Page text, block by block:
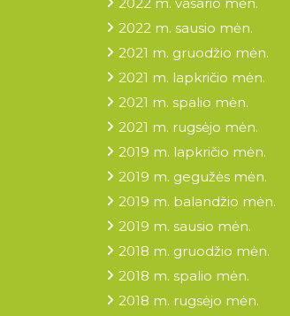
2022 m. sausio mėn.
2021 m. gruodžio mėn.
2021 m. lapkričio mėn.
2021 m. spalio mėn.
2021 m. rugsėjo mėn.
2019 m. lapkričio mėn.
2019 m. gegužės mėn.
2019 m. balandžio mėn.
2019 m. sausio mėn.
2018 m. gruodžio mėn.
2018 m. spalio mėn.
2018 m. rugsėjo mėn.